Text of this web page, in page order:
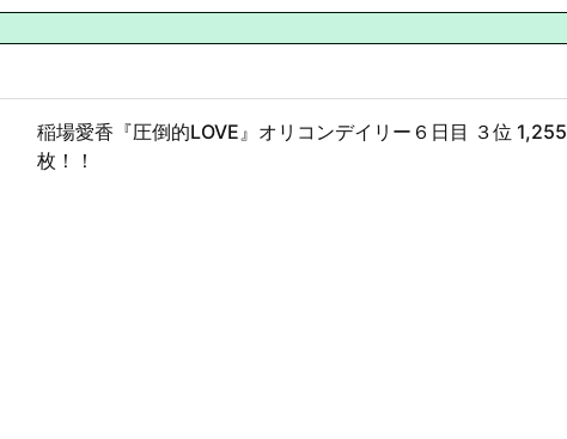
稲場愛香『圧倒的LOVE』オリコンデイリー６日目 ３位 1,255
枚！！